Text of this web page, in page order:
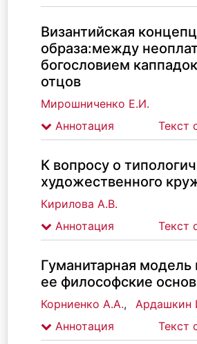
Византийская
образа:между
богословием
отцов
Мирошниченко Е.И.
Аннотация
Текст
К вопросу о
художественного
Кирилова А.В.
Аннотация
Текст
Гуманитарная модель
ее философские
Корниенко А.А.,
Ардашкин
Аннотация
Текст